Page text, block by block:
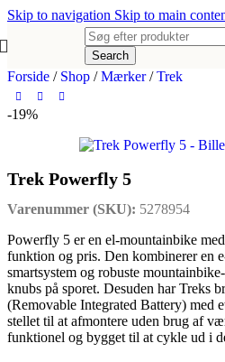
Skip to navigation Skip to main
Search
Forside / Shop / Mærker/ Trek
-19%
Trek Powerfly 5
Varenummer (SKU): 5278954
Powerfly 5 er en el-mountainbike
funktion og pris. Den kombinerer en
smartsystem og robuste
knubs på sporet. Desuden har Treks
(Removable Integrated Battery) med
stellet til at afmontere uden brug af
funktionel og bygget til at cykle ud i